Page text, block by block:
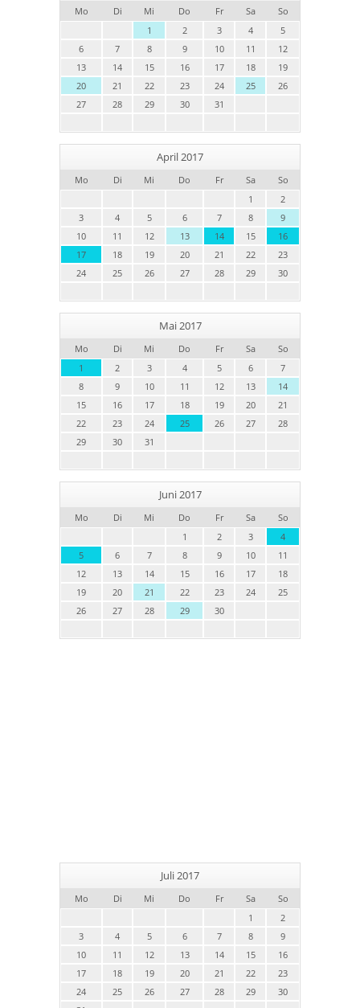
Mo Di Mi Do Fr Sa
So
1
2 3 4
5
6
7 8 9 10 11
12
13
14 15 16 17 18
19
20
21 22 23 24 25
26
27
28 29 30 31
April 2017
Mo Di Mi Do Fr Sa
So
1
2
3
4 5 6 7 8
9
10
11 12 13 14 15
16
17
18 19 20 21 22
23
24
25 26 27 28 29 30
Mai 2017
Mo Di Mi Do Fr Sa
So
1
2 3 4 5 6
7
8
9 10 11 12 13
14
15
16 17 18 19 20
21
22
23 24 25 26 27
28
29
30 31
Juni 2017
Mo Di Mi Do Fr Sa
So
1
2 3
4
5
6 7 8 9 10
11
12
13 14 15 16 17
18
19
20 21 22 23 24
25
26
27 28 29 30
Juli 2017
Mo Di Mi Do Fr Sa
So
1
2
3
4 5 6 7 8
9
10
11 12 13 14 15
16
17
18 19 20 21 22
23
24
25 26 27 28 29
30